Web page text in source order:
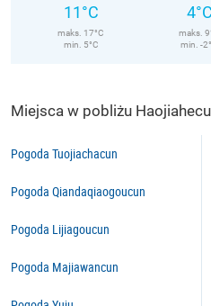
11°C
maks. 17°C
min. 5°C
4°C
maks.
min. -
Miejsca w pobliżu
Pogoda Tuojiachacun
Pogoda Qiandaqiaogoucun
Pogoda Lijiagoucun
Pogoda Majiawancun